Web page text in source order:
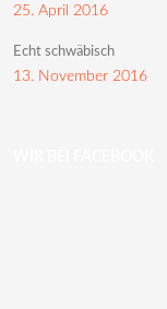
25. April 2016
Echt schwäbisch
13. November 2016